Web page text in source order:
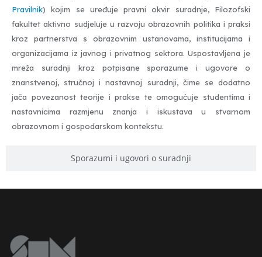
Sporazumi i ugovori o suradnji
Pravilnik) kojim se uređuje pravni okvir suradnje, Filozofski
fakultet aktivno sudjeluje u razvoju obrazovnih politika i praksi
kroz partnerstva s obrazovnim ustanovama, institucijama i
organizacijama iz javnog i privatnog sektora. Uspostavljena je
mreža suradnji kroz potpisane sporazume i ugovore o
znanstvenoj, stručnoj i nastavnoj suradnji, čime se dodatno
jača povezanost teorije i prakse te omogućuje studentima i
nastavnicima razmjenu znanja i iskustava u stvarnom
obrazovnom i gospodarskom kontekstu.